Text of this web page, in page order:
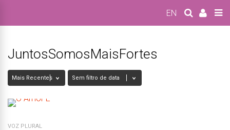
EN
JuntosSomosMaisFortes
VOZ PLURAL